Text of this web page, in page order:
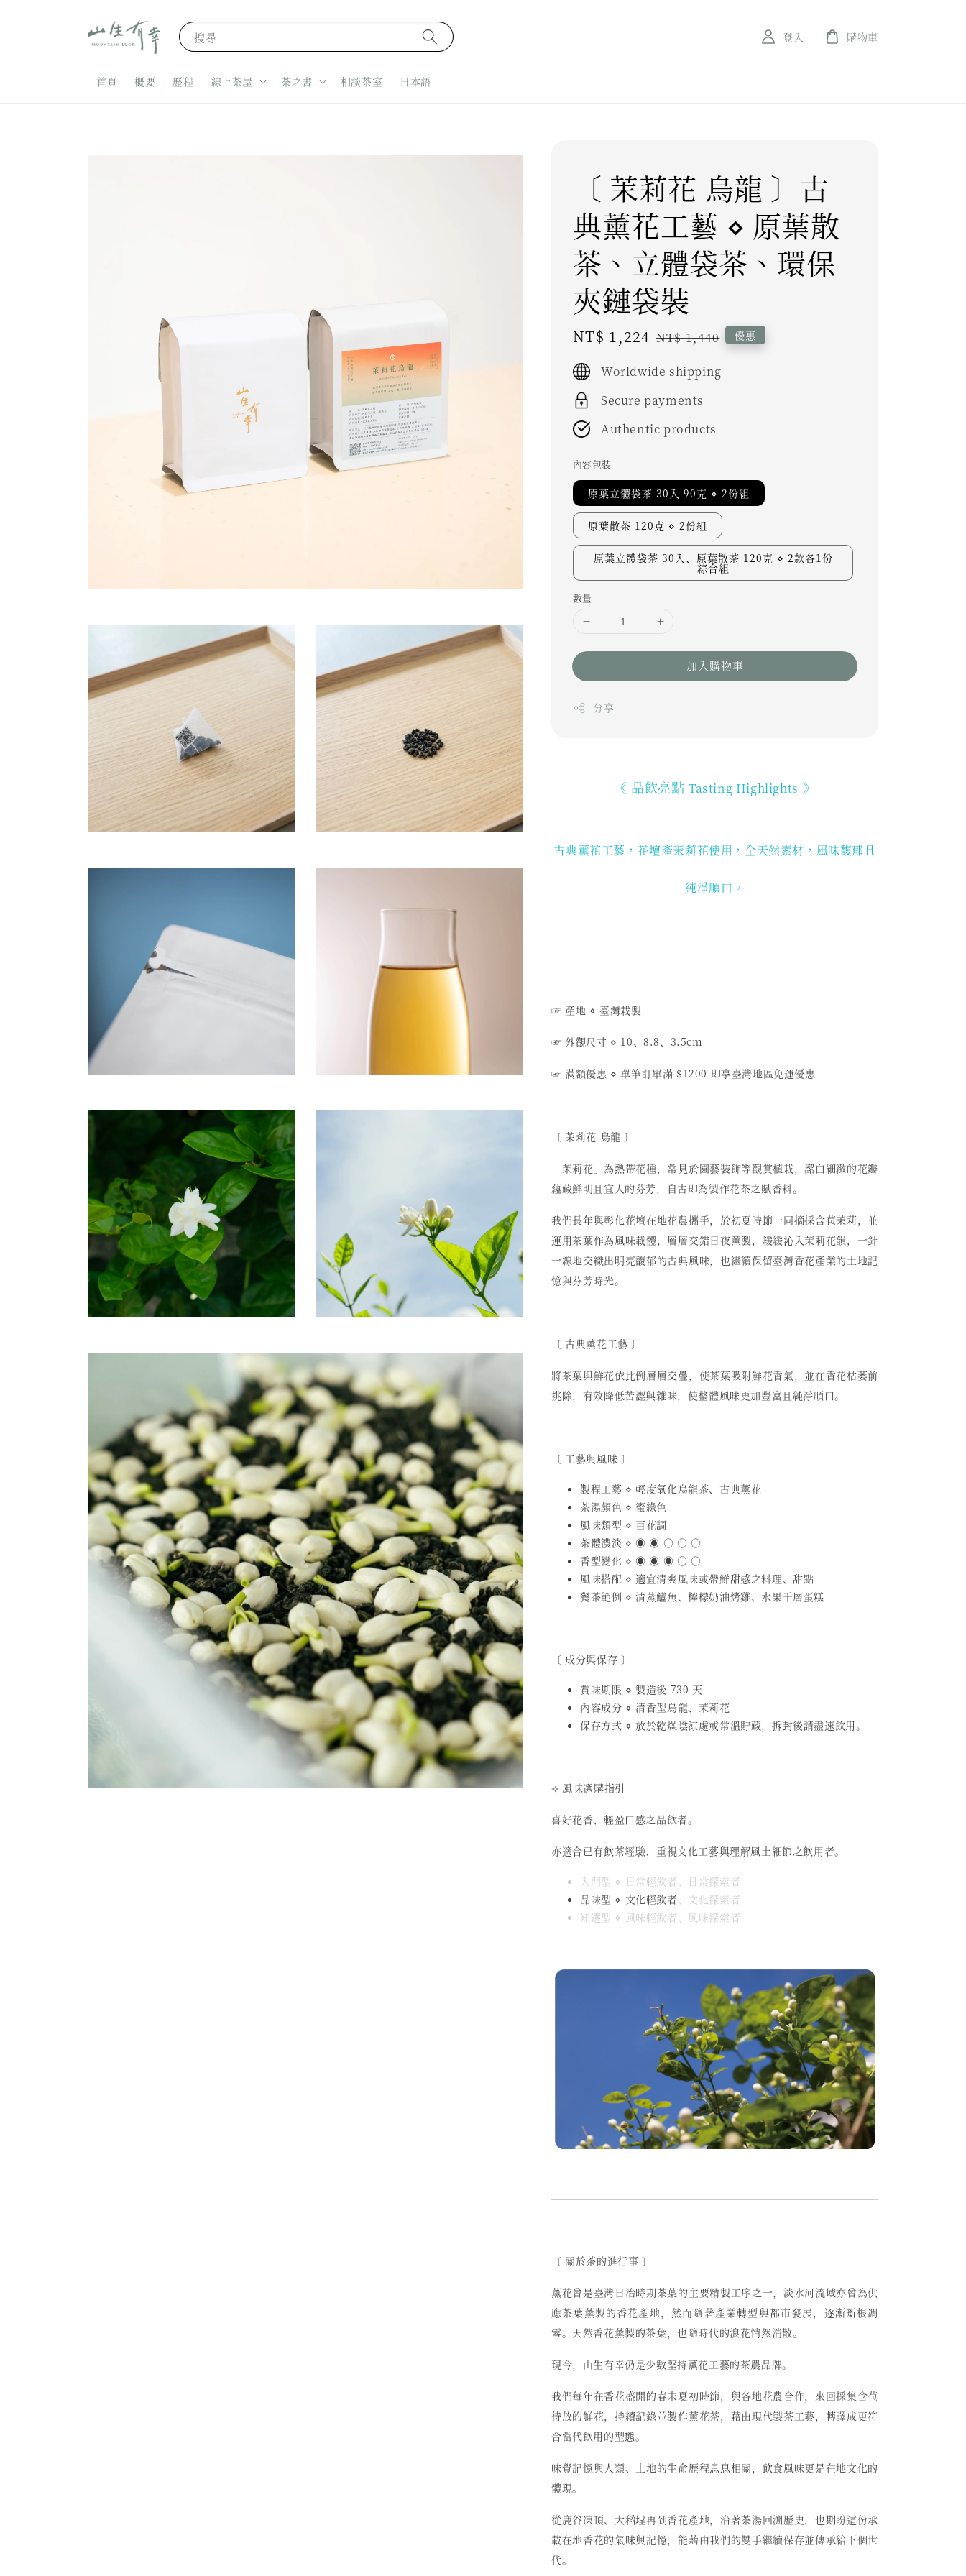
搜尋
首頁 概要 歷程 線上茶屋 茶之書 相談茶室 日本語
登入 購物車
〔 茉莉花 烏龍 〕古
典薰花工藝 ⋄ 原葉散
茶、立體袋茶、環保
夾鏈袋裝
Sale
price
NT$ 1,224 Regular
NT$ 1,440 優惠
Worldwide shipping
Secure payments
Authentic products
內容包裝
原葉立體袋茶 30入 90克 ⋄ 2份組
原葉散茶 120克 ⋄ 2份組
原葉立體袋茶 30入、原葉散茶 120克 ⋄ 2款各1份
綜合組
數量
加入購物車
分享
《 品飲亮點Tasting Highlights 》
古典薰花工藝，花壇產茉莉花使用 ，全天然素材，風味馥郁且
純淨順口。
☞ 產地 ⋄ 臺灣栽製
☞ 外觀尺寸 ⋄ 10、8.8、3.5cm
☞ 滿額優惠 ⋄單筆訂單滿 $1200 即享臺灣地區免運優惠
〔 茉莉花 烏龍 〕
「茉莉花」為熱帶花種，常見於園藝裝飾等觀賞植栽，潔白細緻的花瓣
蘊藏鮮明且宜人的芬芳，自古即為製作花茶之賦香料。
我們長年與彰化花壇在地花農攜手，於初夏時節一同摘採含苞茉莉，並
運用茶葉作為風味載體，層層交錯日夜薰製，緩緩沁入茉莉花韻，一針
一線地交織出明亮馥郁的古典風味，也繼續保留臺灣香花產業的土地記
憶與芬芳時光。
〔 古典薰花工藝〕
將茶葉與鮮花依比例層層交疊，使茶葉吸附鮮花香氣，並在香花枯萎前
挑除，有效降低苦澀與雜味，使整體風味更加豐富且純淨順口。
〔 工藝與風味 〕
製程工藝 ⋄ 輕度氧化烏龍茶、古典薰花
茶湯顏色 ⋄ 蜜綠色
風味類型 ⋄ 百花調
茶體濃淡 ⋄ ◉ ◉ ○ ○ ○
香型變化 ⋄ ◉ ◉ ◉ ○ ○
風味搭配 ⋄ 適宜清爽風味或帶鮮甜感之料理、甜點
餐茶範例 ⋄ 清蒸鱸魚、檸檬奶油烤雞、水果千層蛋糕
〔 成分與保存 〕
賞味期限 ⋄ 製造後 730 天
內容成分 ⋄ 清香型烏龍、茉莉花
保存方式 ⋄ 放於乾燥陰涼處或常溫貯藏，拆封後請盡速飲用。
⟢ 風味選購指引
喜好花香、輕盈口感之品飲者。
亦適合已有飲茶經驗、重視文化工藝與理解風土細節之飲用者。
入門型 ⋄ 日常輕飲者、日常探索者
品味型 ⋄ 文化輕飲者、文化探索者
知選型 ⋄ 風味輕飲者、風味探索者
〔 關於茶的進行事 〕
薰花曾是臺灣日治時期茶葉的主要精製工序之一， 淡水河流域亦曾為供
應茶葉薰製的香花產地，然而隨著產業轉型與都市發展，逐漸斷根凋
零。天然香花薰製的茶葉，也隨時代的浪花悄然消散。
現今，山生有幸仍是少數堅持薰花工藝的茶農品牌。
我們每年在香花盛開的春末夏初時節，與各地花農合作，來回採集含苞
待放的鮮花，持續記錄並製作薰花茶，藉由現代製茶工藝，轉譯成更符
合當代飲用的型態。
味覺記憶與人類、土地的生命歷程息息相關，飲食風味更是在地文化的
體現。
從鹿谷凍頂、大稻埕再到香花產地，沿著茶湯回溯歷史，也期盼這份承
載在地香花的氣味與記憶，能藉由我們的雙手繼續保存並傳承給下個世
代。